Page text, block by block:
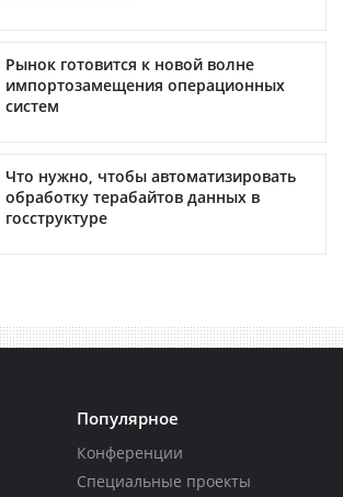
Рынок готовится к новой волне
импортозамещения операционных
систем
Что нужно, чтобы автоматизировать
обработку терабайтов данных в
госструктуре
Популярное
Конференции
Специальные проекты